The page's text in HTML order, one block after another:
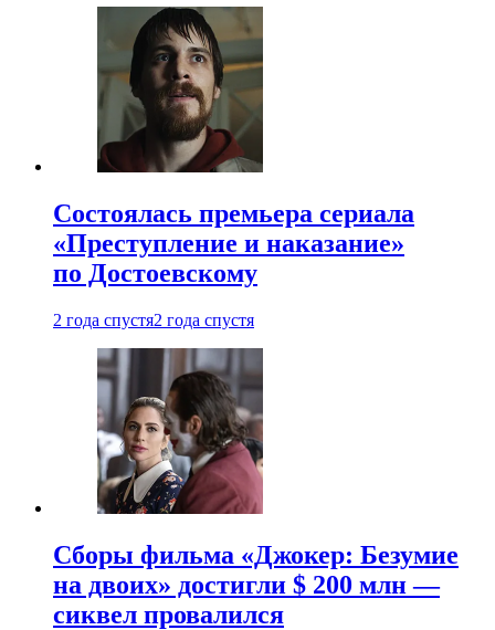
Состоялась премьера сериала
«Преступление и наказание»
по Достоевскому
2 года спустя2 года спустя
Сборы фильма «Джокер: Безумие
на двоих» достигли $ 200 млн —
сиквел провалился